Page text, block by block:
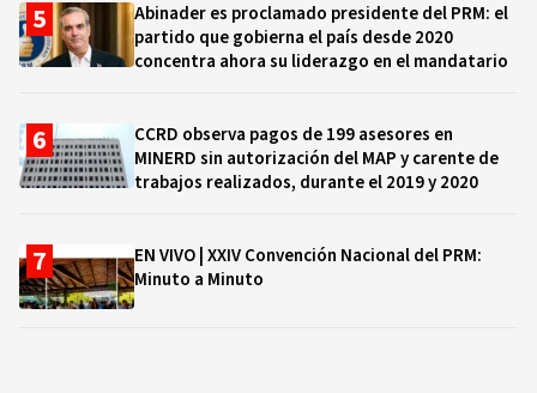
Abinader es proclamado presidente del PRM: el
partido que gobierna el país desde 2020
concentra ahora su liderazgo en el mandatario
CCRD observa pagos de 199 asesores en
MINERD sin autorización del MAP y carente de
trabajos realizados, durante el 2019 y 2020
EN VIVO | XXIV Convención Nacional del PRM:
Minuto a Minuto